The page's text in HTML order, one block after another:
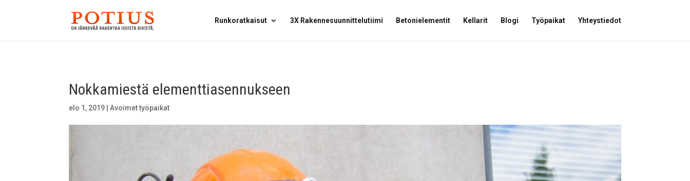
Runkoratkaisut 3X Rakennesuunnittelutiimi Betonielementit Kellarit Blogi Työpaikat Yhteystiedot
Nokkamiestä elementtiasennukseen
elo 1, 2019 |Avoimet työpaikat